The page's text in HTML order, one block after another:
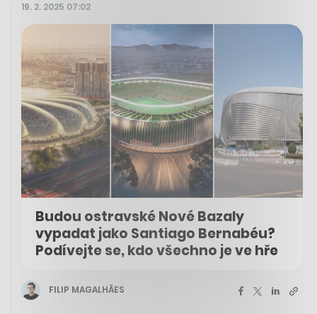
19. 2. 2025 07:02
Budou ostravské Nové Bazaly
vypadat jako Santiago Bernabéu?
Podívejte se, kdo všechno je ve hře
FILIP MAGALHÃES